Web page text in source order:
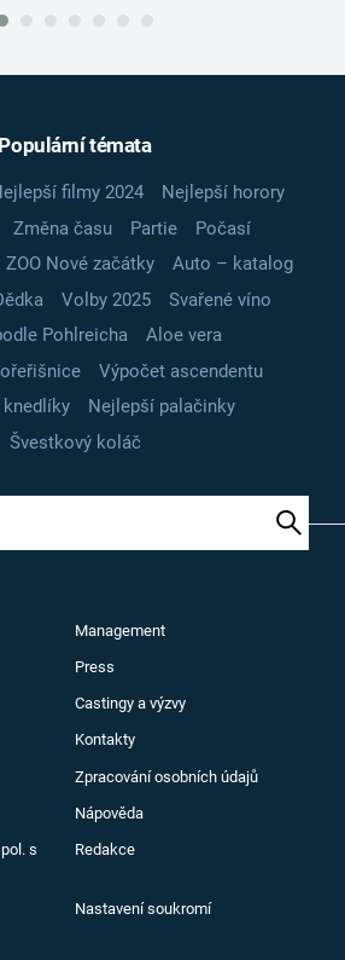
Populární témata
filmy 2024
Nejlepší horory
Změna času Partie
Počasí
ZOO Nové začátky
Auto – katalog
Volby 2025
Svařené víno
Pohlreicha
Aloe vera
Výpočet ascendentu
knedlíky
Nejlepší palačinky
Švestkový koláč
Management
Press
Castingy a výzvy
Kontakty
Zpracování osobních údajů
Nápověda
s
Redakce
Nastavení soukromí